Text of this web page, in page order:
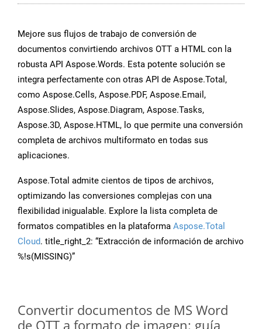
Mejore sus flujos de trabajo de conversión de
documentos convirtiendo archivos OTT a HTML con la
robusta API Aspose.Words. Esta potente solución se
integra perfectamente con otras API de Aspose.Total,
como Aspose.Cells, Aspose.PDF, Aspose.Email,
Aspose.Slides, Aspose.Diagram, Aspose.Tasks,
Aspose.3D, Aspose.HTML, lo que permite una conversión
completa de archivos multiformato en todas sus
aplicaciones.
Aspose.Total admite cientos de tipos de archivos,
optimizando las conversiones complejas con una
flexibilidad inigualable. Explore la lista completa de
formatos compatibles en la plataforma Aspose.Total
Cloud. title_right_2: “Extracción de información de archivo
%!s(MISSING)”
Convertir documentos de MS Word
de OTT a formato de imagen: guía